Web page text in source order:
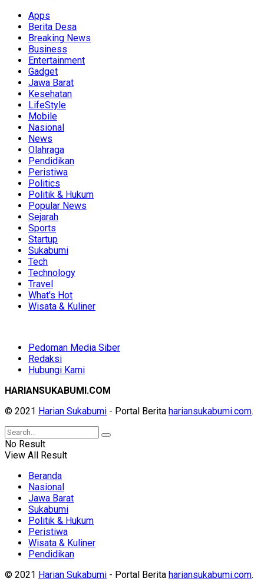
Apps
Berita Desa
Breaking News
Business
Entertainment
Gadget
Jawa Barat
Kesehatan
LifeStyle
Mobile
Nasional
News
Olahraga
Pendidikan
Peristiwa
Politics
Politik & Hukum
Popular News
Sejarah
Sports
Startup
Sukabumi
Tech
Technology
Travel
What's Hot
Wisata & Kuliner
Pedoman Media Siber
Redaksi
Hubungi Kami
HARIANSUKABUMI.COM
© 2021 Harian Sukabumi - Portal Berita hariansukabumi.com.
No Result
View All Result
Beranda
Nasional
Jawa Barat
Sukabumi
Politik & Hukum
Peristiwa
Wisata & Kuliner
Pendidikan
© 2021 Harian Sukabumi - Portal Berita hariansukabumi.com.